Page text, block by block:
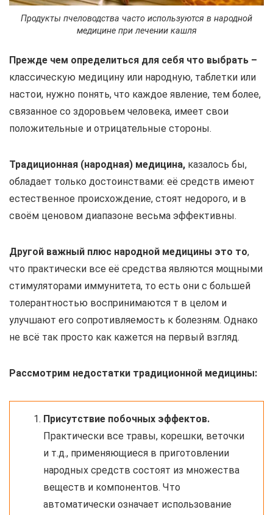
Продукты пчеловодства часто используются в народной
медицине при лечении кашля
Прежде чем определиться для себя что выбрать –
классическую медицину или народную, таблетки или
настои, нужно понять, что каждое явление, тем более,
связанное со здоровьем человека, имеет свои
положительные и отрицательные стороны.
Традиционная (народная) медицина, казалось бы,
обладает только достоинствами: её средств имеют
естественное происхождение, стоят недорого, и в
своём ценовом диапазоне весьма эффективны.
Другой важный плюс народной медицины это то,
что практически все её средства являются мощными
стимуляторами иммунитета, то есть они с большей
толерантностью воспринимаются т в целом и
улучшают его сопротивляемость к болезням. Однако
не всё так просто как кажется на первый взгляд.
Рассмотрим недостатки традиционной медицины:
Присутствие побочных эффектов.
Практически все травы, корешки, веточки
и т.д., применяющиеся в приготовлении
народных средств состоят из множества
веществ и компонентов. Что
автоматически означает использование